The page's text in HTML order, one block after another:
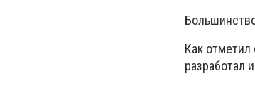
Как отметил
разработал